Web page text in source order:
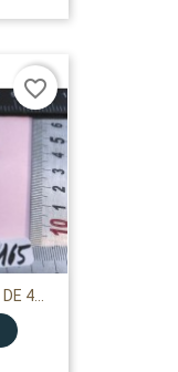
4...
favorite_border